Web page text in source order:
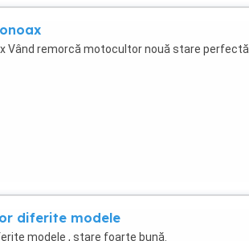
Vând remorcă motocultor nouă stare perfectă
diferite modele
modele , stare foarte bună.